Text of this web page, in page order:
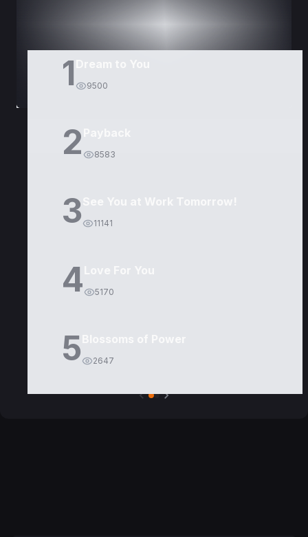
1 9500
2 8583
3 11141
4 5170
5 2647